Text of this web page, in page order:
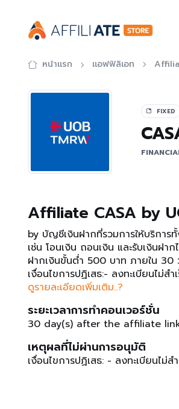
หน้าแรก แอฟฟิลิเอท
FIXED
Affiliate CASA by
by บัญชีเงินฝากที่รวมการให้บริกา
เช่น โอนเงิน ถอนเงิน และรับเงินฝ
ฝากเงินขั้นต่ำ 500 บาท ภายใน 30
เงื่อนไขการปฏิเสธ:- ลงทะเบียนไม่
ส่งคอนเท้นต์หรือ rtwork ให้ทาง ส่ง
ดูรายละเอียดเพิ่มเติม..?
ระยะเวลาการทำคอนเวอร์ชั่น
30 day(s) after the affiliate
เหตุผลที่ไม่ผ่านการอนุมัติ
เงื่อนไขการปฏิเสธ: - ลงทะเบียนไม่